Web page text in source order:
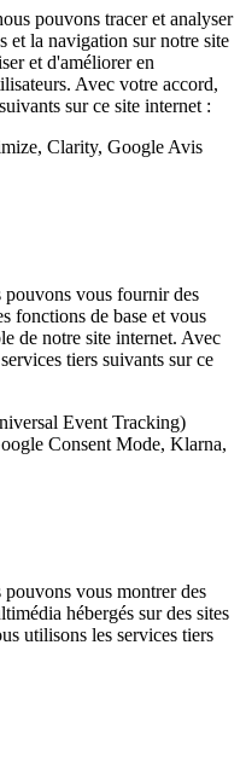
pouvons tracer et analyser
et la navigation sur notre site
et d'améliorer en
Avec votre accord,
sur ce site internet :
Clarity, Google Avis
pouvons vous fournir des
fonctions de base et vous
de notre site internet. Avec
tiers suivants sur ce
Event Tracking)
Consent Mode, Klarna,
pouvons vous montrer des
hébergés sur des sites
utilisons les services tiers